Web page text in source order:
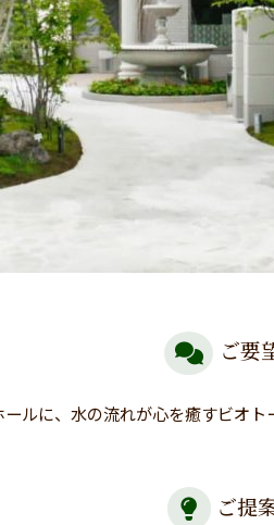
ご要
ルに、水の流れが心を癒すビオ
ご提